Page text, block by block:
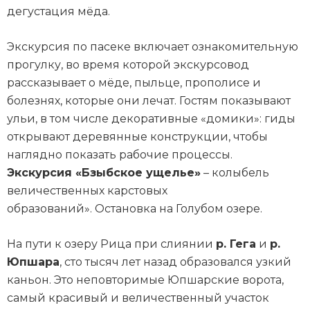
дегустация мёда.
Экскурсия по пасеке включает ознакомительную
прогулку, во время которой экскурсовод
рассказывает о мёде, пыльце, прополисе и
болезнях, которые они лечат. Гостям показывают
ульи, в том числе декоративные «домики»: гиды
открывают деревянные конструкции, чтобы
наглядно показать рабочие процессы.
Экскурсия «Бзыбское ущелье» – колыбель
величественных карстовых
образований». Остановка на Голубом озере.
На пути к озеру Рица при слиянии р. Гега и р.
Юпшара, сто тысяч лет назад образовался узкий
каньон. Это неповторимые Юпшарские ворота,
самый красивый и величественный участок